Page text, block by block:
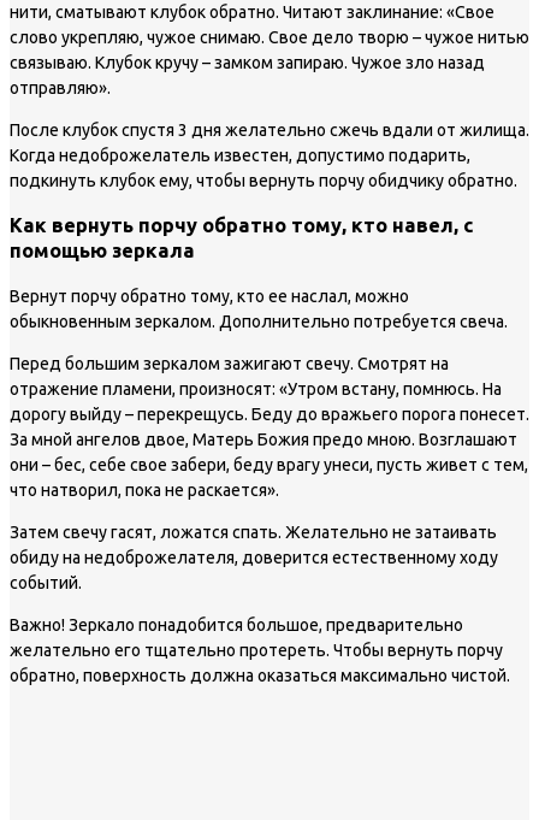
нити, сматывают клубок обратно. Читают заклинание: «Свое
слово укрепляю, чужое снимаю. Свое дело творю – чужое нитью
связываю. Клубок кручу – замком запираю. Чужое зло назад
отправляю».
После клубок спустя 3 дня желательно сжечь вдали от жилища.
Когда недоброжелатель известен, допустимо подарить,
подкинуть клубок ему, чтобы вернуть порчу обидчику обратно.
Как вернуть порчу обратно тому, кто навел, с
помощью зеркала
Вернут порчу обратно тому, кто ее наслал, можно
обыкновенным зеркалом. Дополнительно потребуется свеча.
Перед большим зеркалом зажигают свечу. Смотрят на
отражение пламени, произносят: «Утром встану, помнюсь. На
дорогу выйду – перекрещусь. Беду до вражьего порога понесет.
За мной ангелов двое, Матерь Божия предо мною. Возглашают
они – бес, себе свое забери, беду врагу унеси, пусть живет с тем,
что натворил, пока не раскается».
Затем свечу гасят, ложатся спать. Желательно не затаивать
обиду на недоброжелателя, доверится естественному ходу
событий.
Важно!Зеркало понадобится большое, предварительно
желательно его тщательно протереть. Чтобы вернуть порчу
обратно, поверхность должна оказаться максимально чистой.